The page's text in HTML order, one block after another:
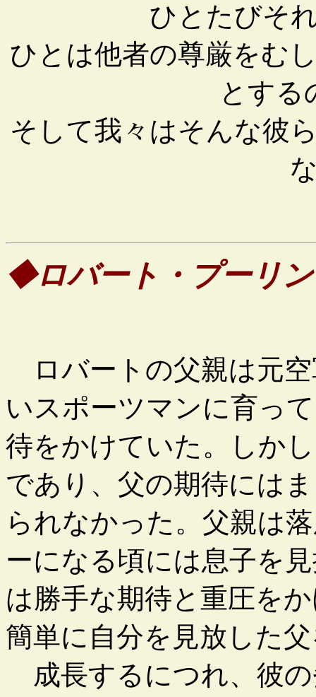
ひとたびそ
ひとは他者の尊厳をむ
とする
そして我々はそんな彼
◆ロバート・プーリン
ロバートの父親は元
いスポーツマンに育っ
待をかけていた。しか
であり、父の期待には
られなかった。父親は
ーになる頃には息子を
は勝手な期待と重圧を
簡単に自分を見放した
成長するにつれ、彼